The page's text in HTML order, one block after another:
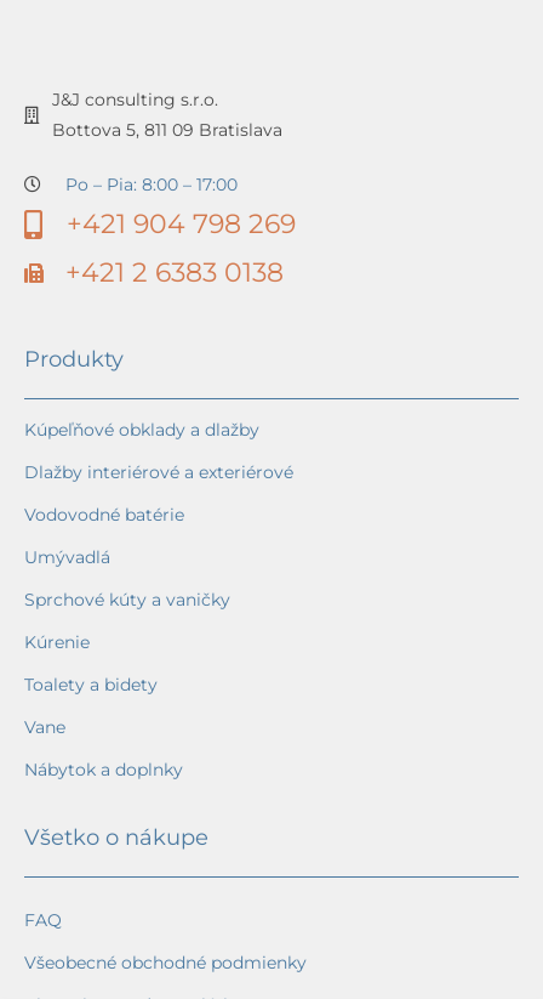
J&J consulting s.r.o.
Bottova 5, 811 09 Bratislava
Po – Pia: 8:00 – 17:00
+421 904 798 269
+421 2 6383 0138
Produkty
Kúpeľňové obklady a dlažby
Dlažby interiérové a exteriérové
Vodovodné batérie
Umývadlá
Sprchové kúty a vaničky
Kúrenie
Toalety a bidety
Vane
Nábytok a doplnky
Všetko o nákupe
FAQ
Všeobecné obchodné podmienky